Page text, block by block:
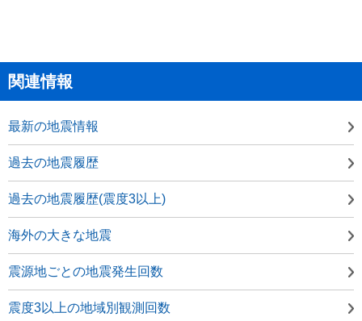
関連情報
最新の地震情報
過去の地震履歴
過去の地震履歴(震度3以上)
海外の大きな地震
震源地ごとの地震発生回数
震度3以上の地域別観測回数